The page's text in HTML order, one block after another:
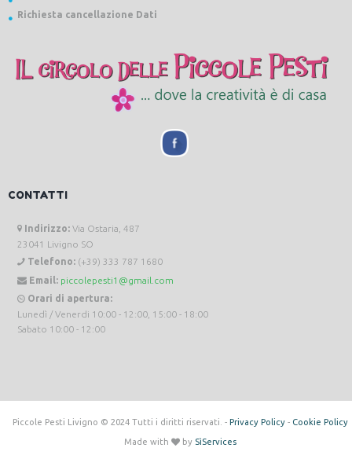
Richiesta cancellazione Dati
CONTATTI
Indirizzo: Via Ostaria, 487
23041 Livigno SO
Telefono: (+39) 333 787 1680
Email: piccolepesti1@gmail.com
Orari di apertura:
Lunedì / Venerdi 10:00 - 12:00, 15:00 - 18:00
Sabato 10:00 - 12:00
Piccole Pesti Livigno © 2024 Tutti i diritti riservati. - Privacy Policy- Cookie Policy
Made with by SìServices